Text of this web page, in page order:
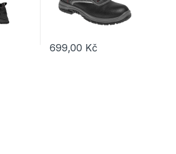
variant. Možnosti lze vybrat na stránce
699,00 Kč
Tento produkt má více